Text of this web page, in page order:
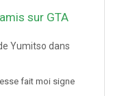
sur GTA
Yumitso dans
fait moi signe